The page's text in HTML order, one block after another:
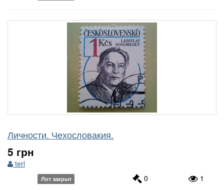
Личности. Чехословакия.
5 грн
terl
Лот закрыт 0 1